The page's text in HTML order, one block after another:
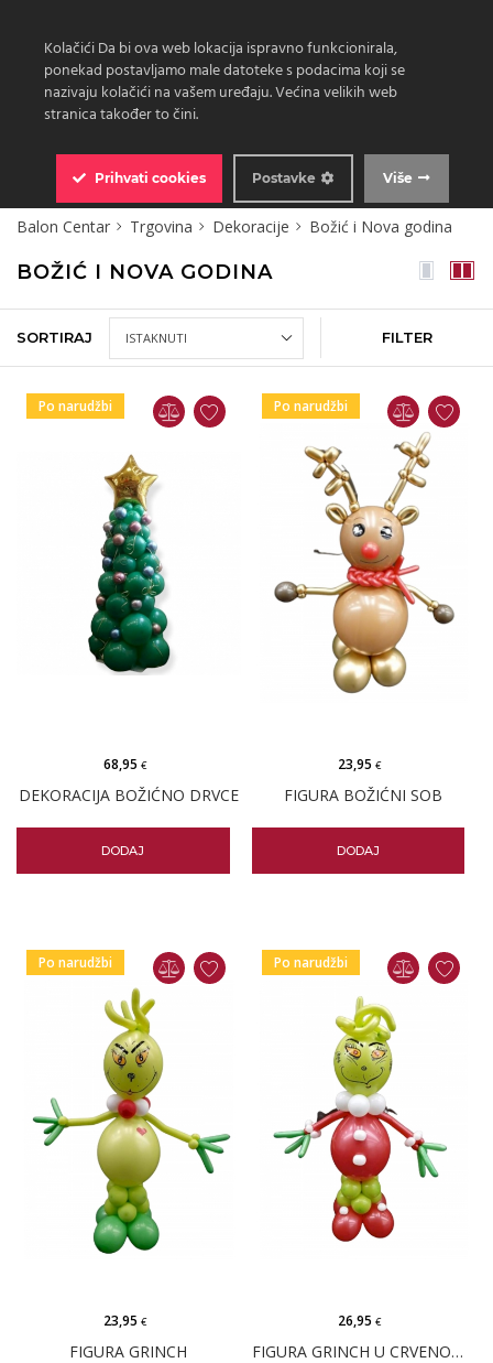
Balon Centar Trgovina Dekoracije Božić i Nova godina
BOŽIĆ I NOVA GODINA
SORTIRAJ FILTER
Po narudžbi
DEKORACIJA BOŽIĆNO DRVCE
68,95 €
DODAJ
Po narudžbi
FIGURA BOŽIĆNI SOB
23,95€
DODAJ
Po narudžbi
FIGURA GRINCH
23,95 €
Po narudžbi
FIGURA GRINCH U CRVENOM ODIJELU
26,95€
Kolačići Da bi ova web lokacija ispravno funkcionirala,
ponekad postavljamo male datoteke s podacima koji se
nazivaju kolačići na vašem uređaju. Većina velikih web
stranica također to čini.
Prihvati cookies Više
Postavke